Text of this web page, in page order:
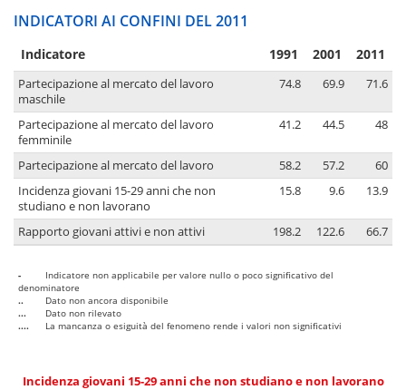
INDICATORI AI CONFINI DEL 2011
Indicatore 1991 2001 2011
Partecipazione al mercato del lavoro
maschile
74.8 69.9 71.6
Partecipazione al mercato del lavoro
femminile
41.2 44.5 48
Partecipazione al mercato del lavoro 58.2 57.2
60
Incidenza giovani 15-29 anni che non
studiano e non lavorano
15.8 9.6 13.9
Rapporto giovani attivi e non attivi 198.2 122.6 66.7
-
Indicatore non applicabile per valore nullo o poco significativo del
denominatore
..
Dato non ancora disponibile
...
Dato non rilevato
....
La mancanza o esiguità del fenomeno rende i valori non significativi
Incidenza giovani 15-29 anni che non studiano e non lavorano